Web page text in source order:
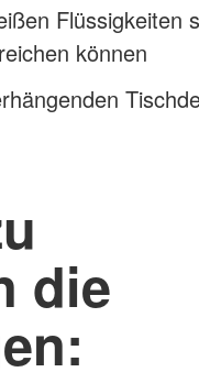
Flüssigkeiten
können
die